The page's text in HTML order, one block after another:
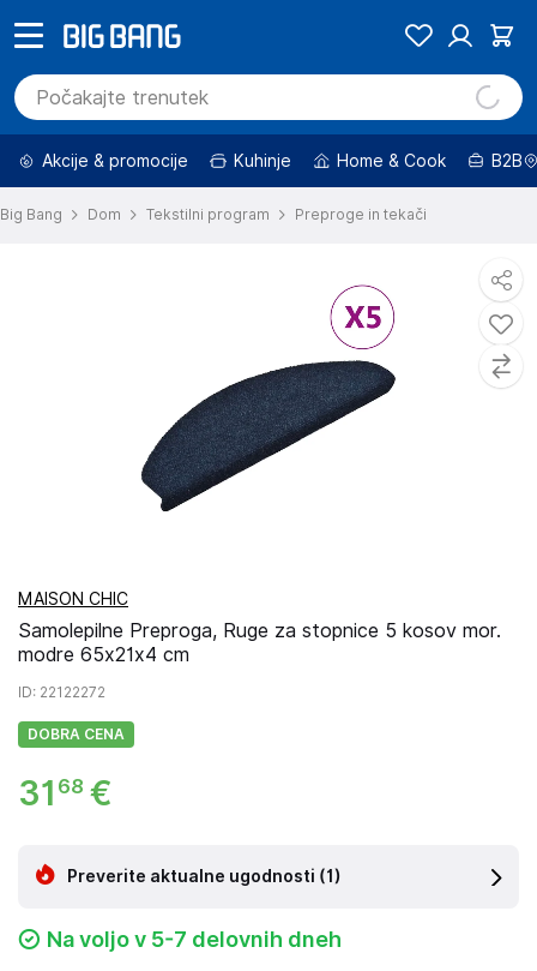
Akcije & promocije Kuhinje Home & Cook B2B
Big Bang Dom Tekstilni program Preproge in tekači
MAISON CHIC
Samolepilne Preproga, Ruge za stopnice 5 kosov mor.
modre 65x21x4 cm
ID: 22122272
DOBRA CENA
31 68 €
Preverite aktualne ugodnosti (1)
Na voljo v 5-7 delovnih dneh